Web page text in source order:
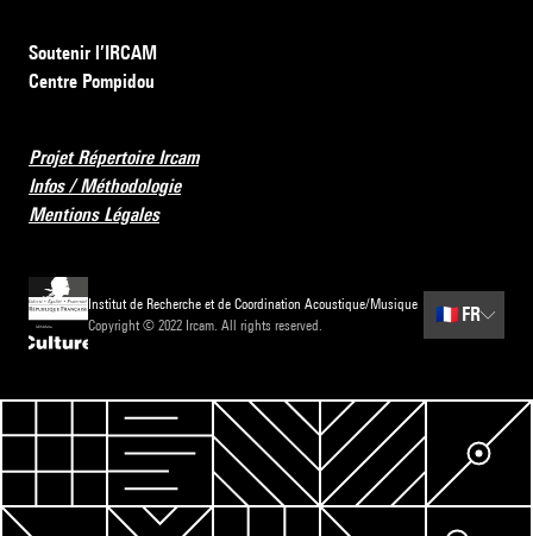
Soutenir l’IRCAM
Centre Pompidou
Projet Répertoire Ircam
Infos / Méthodologie
Mentions Légales
Institut de Recherche et de Coordination Acoustique/Musique
Copyright © 2022 Ircam. All rights reserved.
🇫🇷 FR